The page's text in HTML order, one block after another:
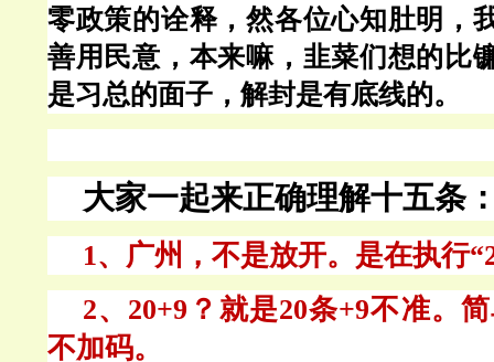
零政策的诠释，然各位心知肚明，
善用民意，本来嘛，韭菜们想的比
是习总的面子，解封是有底线的。
大家一起来正确理解十五条
1、广州，不是放开。是在执行
2、20+9？就是20条+9不准。
不加码。